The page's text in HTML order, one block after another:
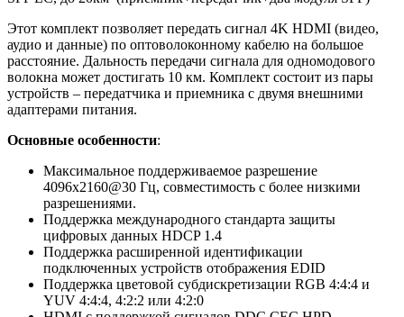
Этот комплект позволяет передать сигнал 4K HDMI (видео,
аудио и данные) по оптоволоконному кабелю на большое
расстояние. Дальность передачи сигнала для одномодового
волокна может достигать 10 км. Комплект состоит из пары
устройств – передатчика и приемника с двумя внешними
адаптерами питания.
Основные особенности:
Максимальное поддерживаемое разрешение
4096х2160@30 Гц, совместимость с более низкими
разрешениями.
Поддержка международного стандарта защиты
цифровых данных HDCP 1.4
Поддержка расширенной идентификации
подключенных устройств отображения EDID
Поддержка цветовой субдискретизации RGB 4:4:4 и
YUV 4:4:4, 4:2:2 или 4:2:0